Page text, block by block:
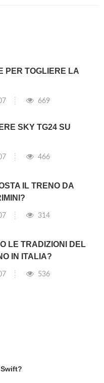
PER TOGLIERE LA
669
SKY TG24 SU
466
IL TRENO DA
314
LE TRADIZIONI DEL
IN ITALIA?
536